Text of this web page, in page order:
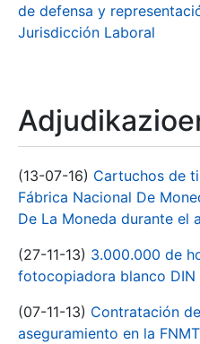
de defensa y
Jurisdicción Laboral
(13-07-16) Cartuchos de
Fábrica Nacional De
De La Moneda durante el
(27-11-13) 3.000.000 de
fotocopiadora blanco
(07-11-13) Contratación
aseguramiento en la